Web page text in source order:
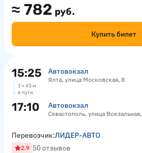
≈ 782 руб.
Купить билет
15:25 Автовокзал
Ялта, улица Московская, 8
1 ч 45 м
в пути
17:10 Автовокзал
Севастополь, улица
Перевозчик:ЛИДЕР-АВТО
2.9 50 отзывов